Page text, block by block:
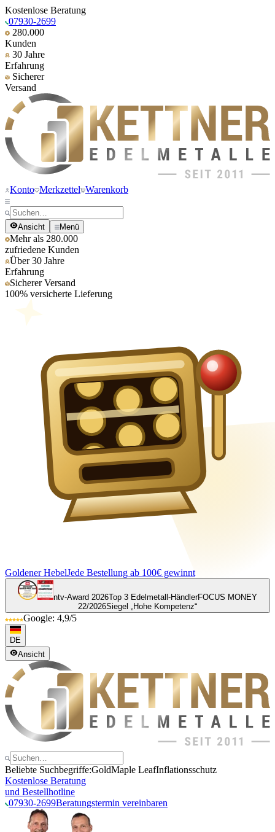
Kostenlose Beratung
07930-2699
280.000
Kunden
30 Jahre
Erfahrung
Sicherer
Versand
Konto Merkzettel Warenkorb
Ansicht Menü
Mehr als 280.000
zufriedene Kunden
Über 30 Jahre
Erfahrung
Sicherer Versand
100% versicherte Lieferung
Goldener HebelJede Bestellung ab 100€ gewinnt
ntv-Award 2026Top 3 Edelmetall-HändlerFOCUS MONEY
22/2026Siegel „Hohe Kompetenz“
Google: 4,9/5
DE
Ansicht
Beliebte Suchbegriffe:GoldMaple LeafInflationsschutz
Kostenlose Beratung
und Bestellhotline
07930-2699Beratungstermin vereinbaren